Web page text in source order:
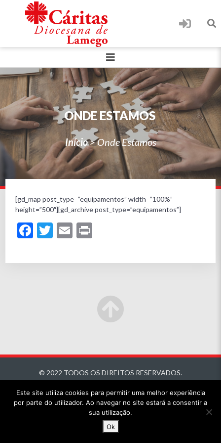
ONDE ESTAMOS
Início>Onde Estamos
[gd_map post_type=”equipamentos” width=”100%”
height=”500″][gd_archive post_type=”equipamentos”]
Facebook
Twitter
Email
© 2022 TODOS OS DIREITOS RESERVADOS.
Este site utiliza cookies para permitir uma melhor experiência
por parte do utilizador. Ao navegar no site estará a consentir a
sua utilização.
Ok